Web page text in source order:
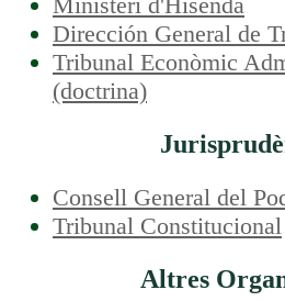
Dirección General de
Tribunal Econòmic
(doctrina)
Consell General del
Tribunal Constitucional
Altres